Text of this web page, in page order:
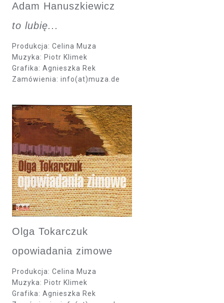
Adam Hanuszkiewicz
to lubię...
Produkcja: Celina Muza
Muzyka: Piotr Klimek
Grafika: Agnieszka Rek
Zamówienia: info(at)muza.de
Olga Tokarczuk
opowiadania zimowe
Produkcja: Celina Muza
Muzyka: Piotr Klimek
Grafika: Agnieszka Rek